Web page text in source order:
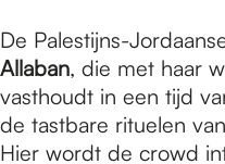
De Palestijns-
Allaban, die met haar
vasthoudt in een tijd
de tastbare rituelen
Hier wordt de crowd